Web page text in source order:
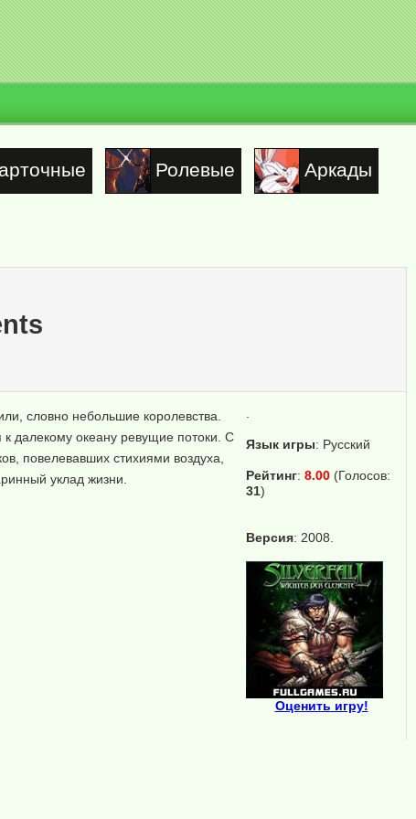
Ролевые Аркады
Язык игры: Русский
Рейтинг: 8.00 (Голосов:
31)
Версия: 2008.
Оценить игру!
словно небольшие королевства.
далекому океану ревущие потоки. С
повелевавших стихиями воздуха,
уклад жизни.